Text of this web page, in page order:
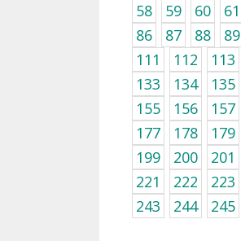
58
59 60 61
86
87 88 89
111
112 113
133
134 135
155
156 157
177
178 179
199
200 201
221
222 223
243
244 245